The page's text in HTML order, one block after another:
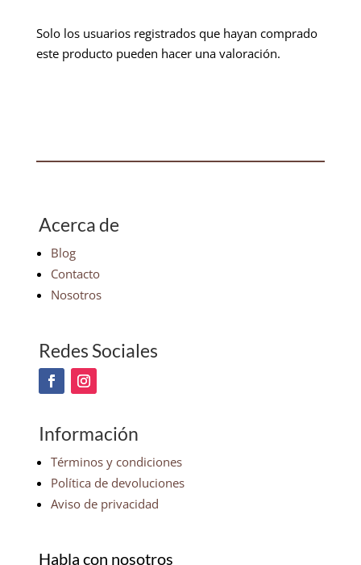
Solo los usuarios registrados que hayan comprado
este producto pueden hacer una valoración.
Acerca de
Blog
Contacto
Nosotros
Redes Sociales
Información
Términos y condiciones
Política de devoluciones
Aviso de privacidad
Habla con nosotros